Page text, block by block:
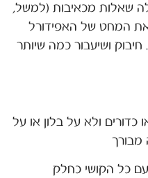
שאלות מכאיבות (למשל,
המחט של האפידורל
ושיעבור כמה שיותר
כדורים ולא על בלון או על
מבורך
כל הקושי כחלק